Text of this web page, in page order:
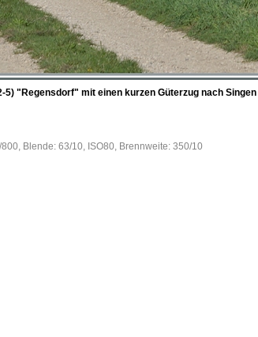
5) "Regensdorf" mit einen kurzen Güterzug nach
Blende: 63/10, ISO80, Brennweite: 350/10